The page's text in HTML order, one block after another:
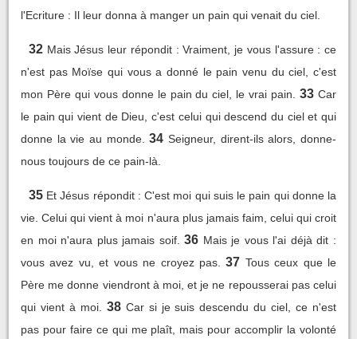
l'Ecriture : Il leur donna à manger un pain qui venait du ciel.
32 Mais Jésus leur répondit : Vraiment, je vous l'assure : ce
n'est pas Moïse qui vous a donné le pain venu du ciel, c'est
mon Père qui vous donne le pain du ciel, le vrai pain.
33 Car
le pain qui vient de Dieu, c'est celui qui descend du ciel et qui
donne la vie au monde. 34 Seigneur, dirent-ils alors, donne-
nous toujours de ce pain-là.
35 Et Jésus répondit : C'est moi qui suis le pain qui donne la
vie. Celui qui vient à moi n'aura plus jamais faim, celui qui croit
en moi n'aura plus jamais soif. 36 Mais je vous l'ai déjà dit :
vous avez vu, et vous ne croyez pas.
37 Tous ceux que le
Père me donne viendront à moi, et je ne repousserai pas celui
qui vient à moi.
38 Car si je suis descendu du ciel, ce n'est
pas pour faire ce qui me plaît, mais pour accomplir la volonté